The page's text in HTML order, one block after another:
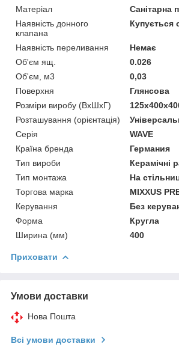
Матеріал
Санітарна
Наявність донного
клапана
Купується
Наявність переливання
Немає
Об'єм ящ.
0.026
Об'єм, м3
0,03
Поверхня
Глянсова
Розміри виробу (ВхШхГ)
Розташування (орієнтація)
Серія
WAVE
Країна бренда
Германия
Тип вироби
Керамічні
Тип монтажа
На
Торгова марка
MIXXUS
Керування
Без
Форма
Кругла
Ширина (мм)
400
Приховати
Умови доставки
Нова Пошта
Всі умови доставки